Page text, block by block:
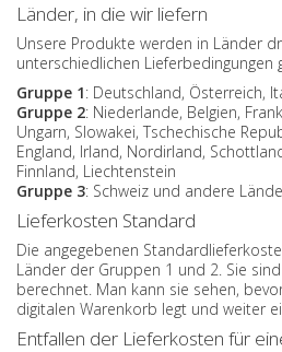
Länder, in die wir liefern
Unsere Produkte werden in Länder
unterschiedlichen Lieferbedingungen
Gruppe 1: Deutschland, Österreich,
Gruppe 2: Niederlande, Belgien,
Ungarn, Slowakei, Tschechische
England, Irland, Nordirland,
Finnland, Liechtenstein
Gruppe 3: Schweiz und andere
Lieferkosten Standard
Die angegebenen
Länder der Gruppen 1 und 2. Sie
berechnet. Man kann sie sehen,
digitalen Warenkorb legt und weiter
Entfallen der Lieferkosten für